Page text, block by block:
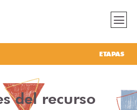
ETAPAS
del recurso